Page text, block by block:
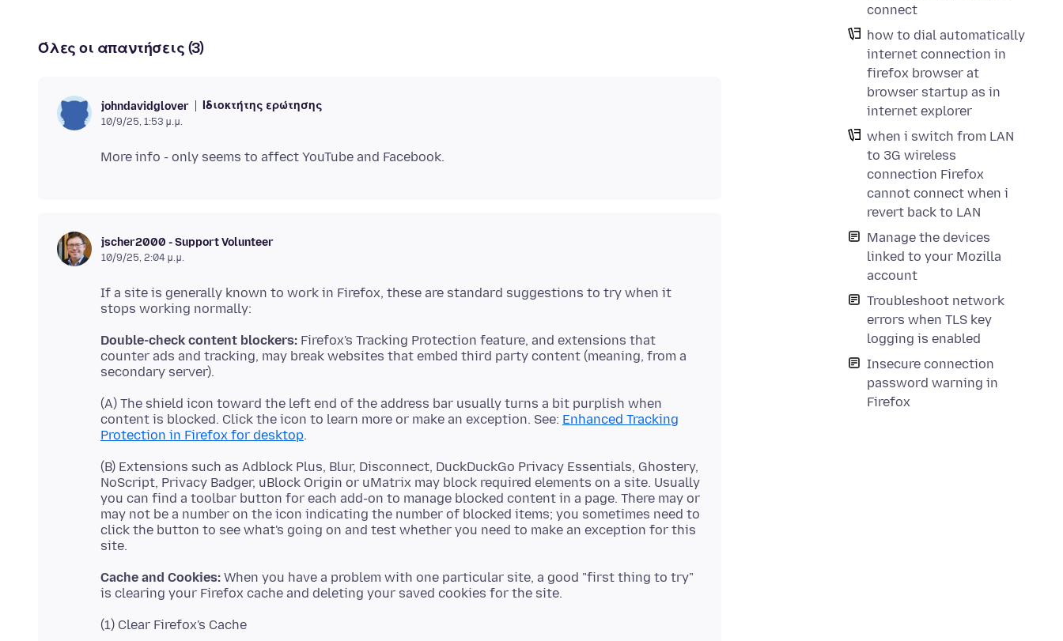
connect
how to dial automatically
internet connection in
firefox browser at
browser startup as in
internet explorer
when i switch from LAN
to 3G wireless
connection Firefox
cannot connect when i
revert back to LAN
Manage the devices
linked to your Mozilla
account
Troubleshoot network
errors when TLS key
logging is enabled
Insecure connection
password warning in
Firefox
Όλες οι απαντήσεις (3)
johndavidglover Ιδιοκτήτης ερώτησης
10/9/25, 1:53 μ.μ.
jscher2000 - Support Volunteer
10/9/25, 2:04 μ.μ.
If a site is generally known to work in Firefox, these are standard suggestions to try when it
Double-check content blockers: Firefox's Tracking Protection feature, and extensions that
counter ads and tracking, may break websites that embed third party content (meaning, from a
(A) The shield icon toward the left end of the address bar usually turns a bit purplish when
content is blocked. Click the icon to learn more or make an exception. See: Enhanced Tracking
Protection in Firefox for desktop
(B) Extensions such as Adblock Plus, Blur, Disconnect, DuckDuckGo Privacy Essentials, Ghostery,
NoScript, Privacy Badger, uBlock Origin or uMatrix may block required elements on a site. Usually
you can find a toolbar button for each add-on to manage blocked content in a page. There may or
may not be a number on the icon indicating the number of blocked items; you sometimes need to
click the button to see what's going on and test whether you need to make an exception for this
Cache and Cookies: When you have a problem with one particular site, a good "first thing to try"